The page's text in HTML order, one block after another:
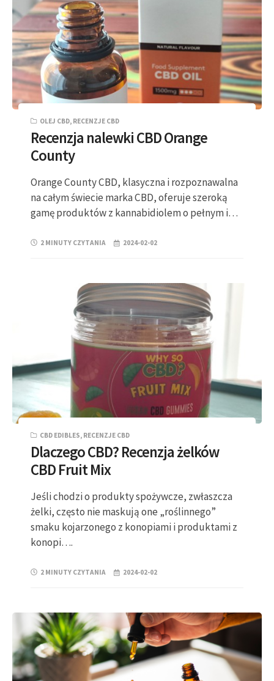
OLEJ CBD, RECENZJE CBD
Recenzja nalewki CBD Orange
County
Orange County CBD, klasyczna i rozpoznawalna
na całym świecie marka CBD, oferuje szeroką
gamę produktów z kannabidiolem o pełnym i…
2 MINUTY CZYTANIA 2024-02-02
CBD EDIBLES, RECENZJE CBD
Dlaczego CBD? Recenzja żelków
CBD Fruit Mix
Jeśli chodzi o produkty spożywcze, zwłaszcza
żelki, często nie maskują one „roślinnego”
smaku kojarzonego z konopiami i produktami z
konopi….
2 MINUTY CZYTANIA 2024-02-02